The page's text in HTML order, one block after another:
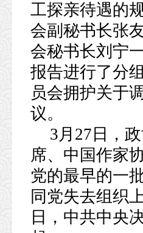
工探亲待遇的
会副秘书长张
会秘书长刘宁
报告进行了分
员会拥护关于
议。
3月27日，
席、中国作家
党的最早的一
同党失去组织
日，中共中央